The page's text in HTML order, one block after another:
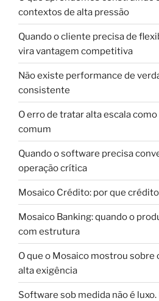
contextos de alta pressão
Quando o cliente precisa de
vira vantagem competitiva
Não existe performance de
consistente
O erro de tratar alta escala
comum
Quando o software precisa
operação crítica
Mosaico Crédito: por que
Mosaico Banking: quando o
com estrutura
O que o Mosaico mostrou sobre
alta exigência
Software sob medida não é luxo.